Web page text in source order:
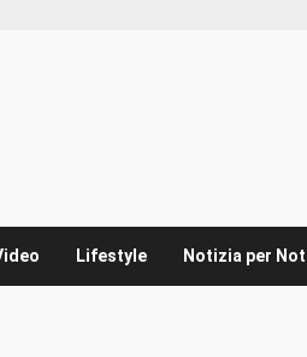
Lifestyle Notizia per